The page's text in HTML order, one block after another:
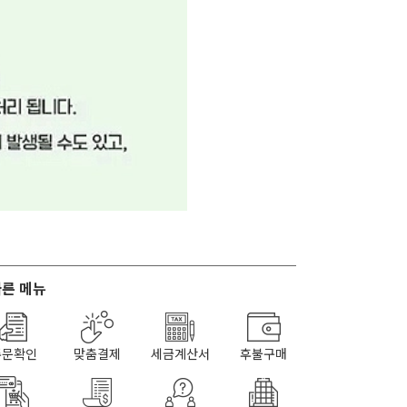
메뉴
확인 맞춤결제 세금계산서 후불구매